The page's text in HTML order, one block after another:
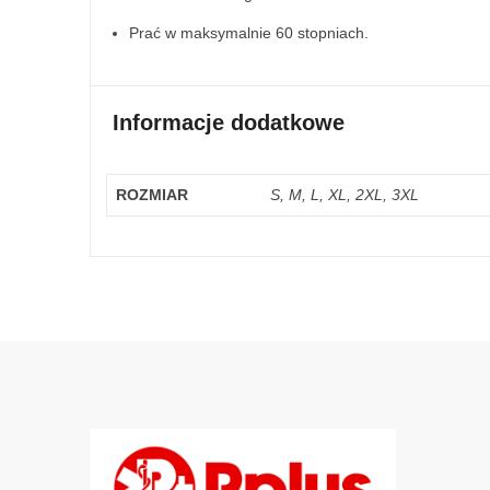
Prać w maksymalnie 60 stopniach.
Informacje dodatkowe
ROZMIAR S, M, L, XL, 2XL, 3XL